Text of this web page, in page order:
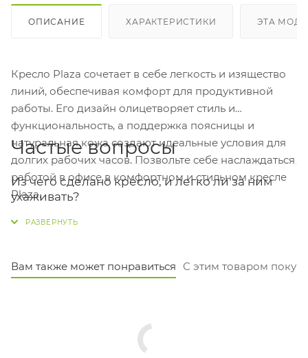
ОПИСАНИЕ ХАРАКТЕРИСТИКИ ЭТА
Кресло Plaza сочетает в себе легкость и изящество
линий, обеспечивая комфорт для продуктивной
работы. Его дизайн олицетворяет стиль и
функциональность, а поддержка поясницы и
натуральная кожа создают идеальные условия для
долгих рабочих часов. Позвольте себе наслаждаться
работой в офисе в комфортном и стильном кресле
Plaza.
Частые вопросы
Из чего сделано кресло, и легко ли за ним
ухаживать?
Каркас кресла выполнен из алюминиевой рамы, что
протирать от пыли или пятен.
Кресло выдерживает нагрузку до 120 кг. Высота
сиденья от пола — 44 см, ширина сиденья — 49 см, а
Вам также может понравиться С этим товаром